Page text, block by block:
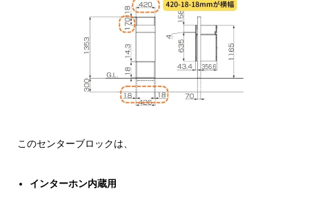
このセンターブロックは、
インターホン内蔵用